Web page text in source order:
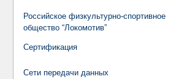
Российское физкультурно-спортивное
общество “Локомотив”
Сертификация
Сети передачи данных